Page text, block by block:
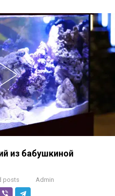
из бабушкиной
posts Admin